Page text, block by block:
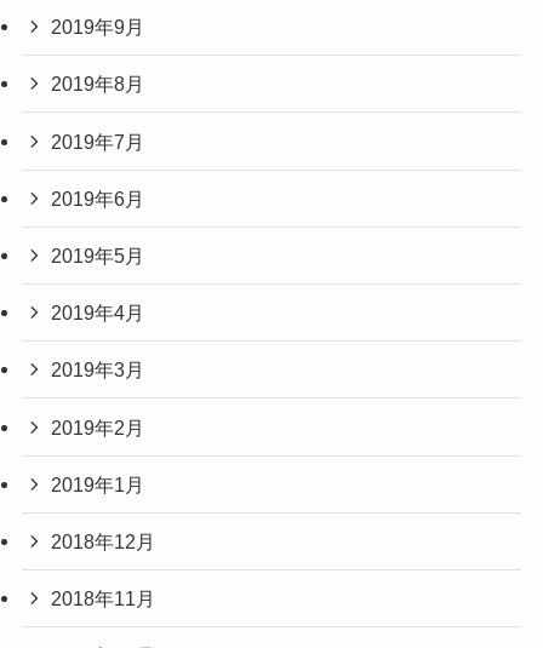
2019年9月
2019年8月
2019年7月
2019年6月
2019年5月
2019年4月
2019年3月
2019年2月
2019年1月
2018年12月
2018年11月